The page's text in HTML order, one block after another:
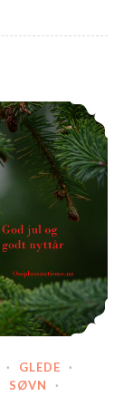
· GLEDE
·
SØVN
·